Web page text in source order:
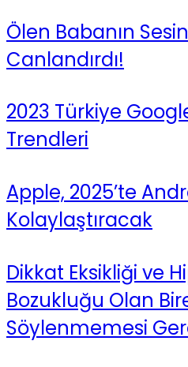
Ölen Babanın
Canlandırdı!
2023 Türkiye
Trendleri
Apple, 2025’te
Kolaylaştıracak
Dikkat Eksikliği ve
Bozukluğu Olan
Söylenmemesi